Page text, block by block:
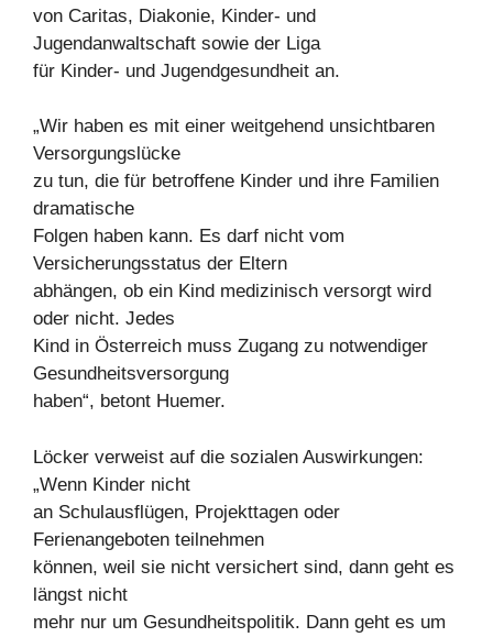
von Caritas, Diakonie, Kinder- und
Jugendanwaltschaft sowie der Liga
für Kinder- und Jugendgesundheit an.
„Wir haben es mit einer weitgehend unsichtbaren
Versorgungslücke
zu tun, die für betroffene Kinder und ihre Familien
dramatische
Folgen haben kann. Es darf nicht vom
Versicherungsstatus der Eltern
abhängen, ob ein Kind medizinisch versorgt wird
oder nicht. Jedes
Kind in Österreich muss Zugang zu notwendiger
Gesundheitsversorgung
haben“, betont Huemer.
Löcker verweist auf die sozialen Auswirkungen:
„Wenn Kinder nicht
an Schulausflügen, Projekttagen oder
Ferienangeboten teilnehmen
können, weil sie nicht versichert sind, dann geht es
längst nicht
mehr nur um Gesundheitspolitik. Dann geht es um